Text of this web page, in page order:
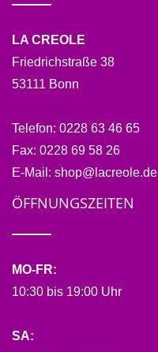
LA CREOLE
Friedrichstraße 38
53111 Bonn
Telefon: 0228 63 46 65
Fax: 0228 69 58 26
E-Mail: shop@lacreole.de
ÖFFNUNGSZEITEN
MO-FR:
10:30 bis 19:00 Uhr
SA: